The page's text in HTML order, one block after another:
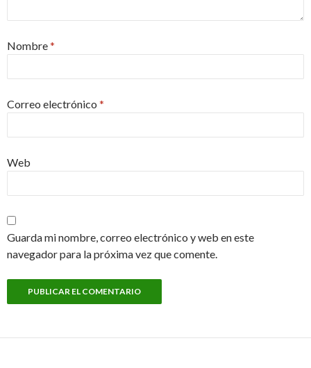
Nombre*
Correo electrónico *
Web
Guarda mi nombre, correo electrónico y web en este
navegador para la próxima vez que comente.